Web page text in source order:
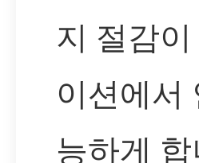
지 절감
이션에서
능하게